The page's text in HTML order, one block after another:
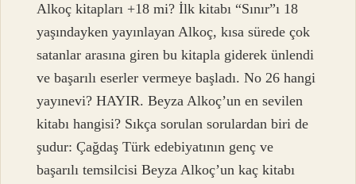
Alkoç kitapları +18 mi? İlk kitabı “Sınır”ı 18
yaşındayken yayınlayan Alkoç, kısa sürede çok
satanlar arasına giren bu kitapla giderek ünlendi
ve başarılı eserler vermeye başladı. No 26 hangi
yayınevi? HAYIR. Beyza Alkoç’un en sevilen
kitabı hangisi? Sıkça sorulan sorulardan biri de
şudur: Çağdaş Türk edebiyatının genç ve
başarılı temsilcisi Beyza Alkoç’un kaç kitabı